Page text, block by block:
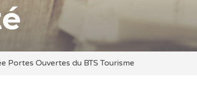
Portes Ouvertes du BTS Tourisme